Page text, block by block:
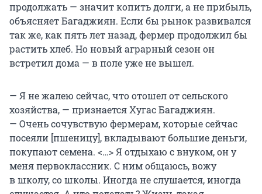
продолжать — значит копить долги, а не прибыль,
объясняет Багаджиян. Если бы рынок развивался
так же, как пять лет назад, фермер продолжил бы
растить хлеб. Но новый аграрный сезон он
встретил дома — в поле уже не вышел.
— Я не жалею сейчас, что отошел от сельского
хозяйства, — признается Хугас Багаджиян.
— Очень сочувствую фермерам, которые сейчас
посеяли [пшеницу], вкладывают большие деньги,
покупают семена. <…> Я отдыхаю с внуком, он у
меня первоклассник. С ним общаюсь, вожу
в школу, со школы. Иногда не слушается, иногда